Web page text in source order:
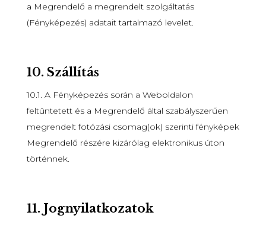
a Megrendelő a megrendelt szolgáltatás
(Fényképezés) adatait tartalmazó levelet.
10. Szállítás
10.1. A Fényképezés során a Weboldalon
feltüntetett és a Megrendelő által szabályszerűen
megrendelt fotózási csomag(ok) szerinti fényképek
Megrendelő részére kizárólag elektronikus úton
történnek.
11. Jognyilatkozatok